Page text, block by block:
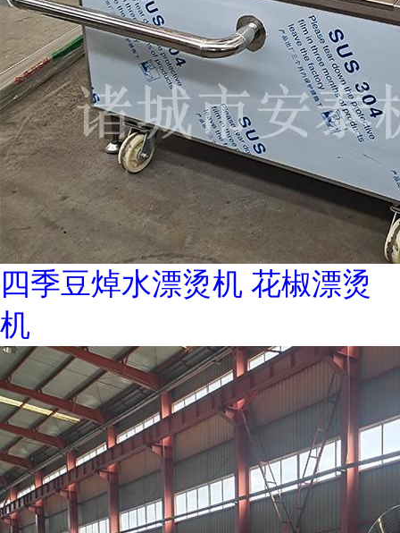
四季豆焯水漂烫机 花椒漂烫
机